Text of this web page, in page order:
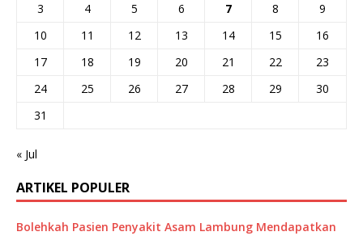
3
4 5 6 7 8
9
10
11 12 13 14 15
16
17
18 19 20 21 22
23
24
25 26 27 28 29
30
31
« Jul
ARTIKEL POPULER
Bolehkah Pasien Penyakit Asam Lambung Mendapatkan